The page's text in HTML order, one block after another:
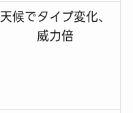
天候でタイプ変化、
威力倍